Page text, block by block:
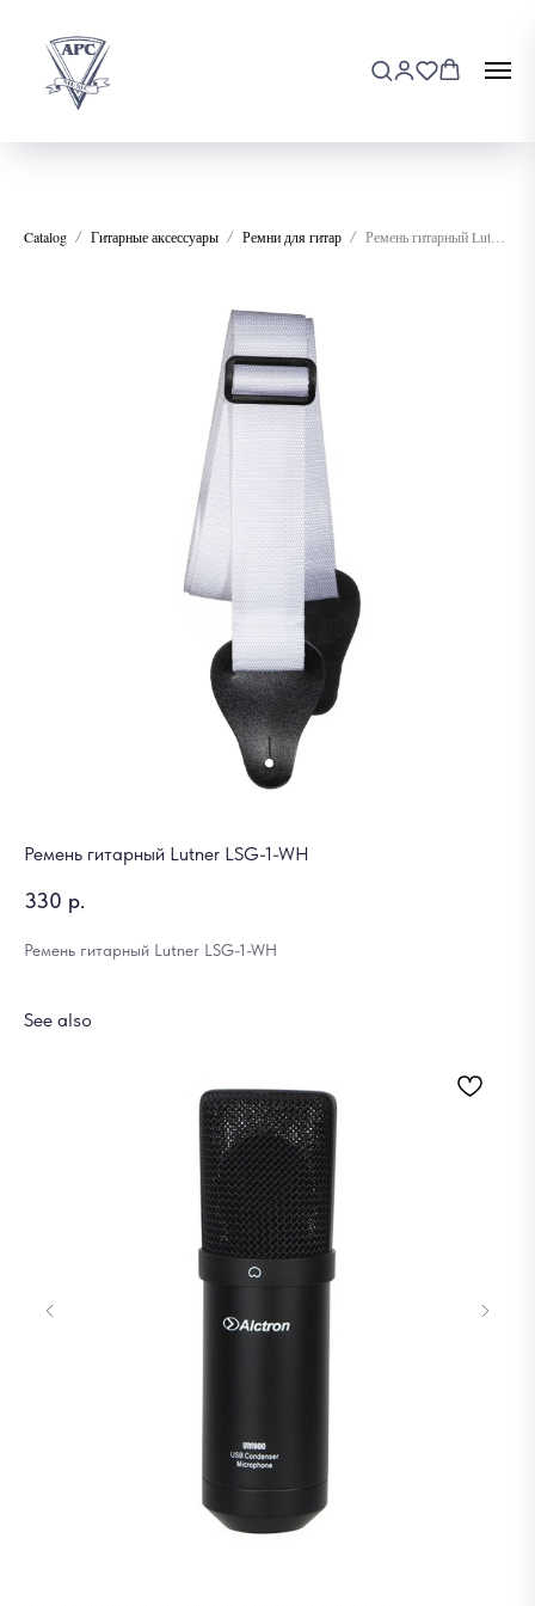
Catalog Гитарные аксессуары Ремни для гитар
Ремень гитарный Lutner LSG-1-WH
330 р.
Ремень гитарный Lutner LSG-1-WH
See also